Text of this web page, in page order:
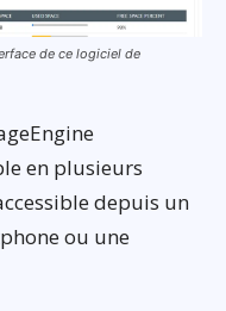
de ce logiciel de
en plusieurs
depuis un
ou une